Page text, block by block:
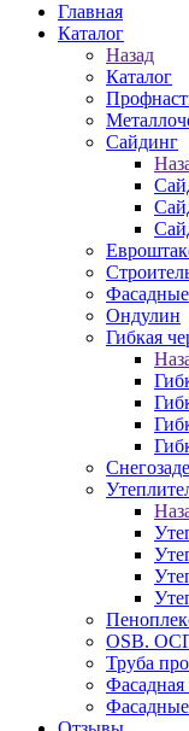
Главная
Каталог
Назад
Каталог
Сайдинг
Ондулин
Гибкая
OSB.
Труба
Фасадная